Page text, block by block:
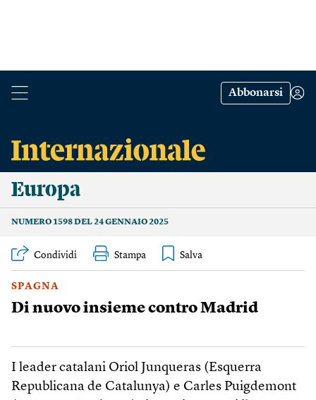
Abbonarsi
Europa
NUMERO 1598 DEL 24 GENNAIO 2025
Condividi Stampa
SPAGNA
Di nuovo insieme contro Madrid
I leader catalani Oriol Junqueras (Esquerra
Republicana de Catalunya) e Carles Puigdemont